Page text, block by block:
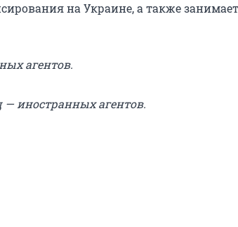
на Украине, а также
агентов.
иностранных агентов.